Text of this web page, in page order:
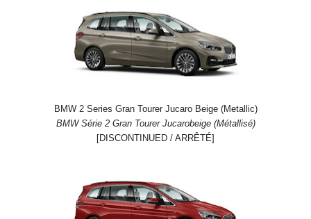
BMW 2 Series Gran Tourer Jucaro Beige (Metallic)
BMW Série 2 Gran Tourer Jucarobeige (Métallisé)
[DISCONTINUED / ARRÊTÉ]